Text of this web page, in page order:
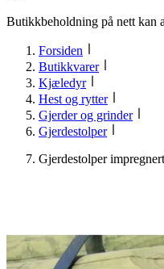
Butikkbeholdning på nett kan
Forsiden
Butikkvarer
Kjæledyr
Hest og rytter
Gjerder og grinder
Gjerdestolper
Gjerdestolper